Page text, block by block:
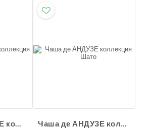
Вазон де АНДУЗЕ коллекция Бретань Чаша де АНДУЗЕ коллекция Шато